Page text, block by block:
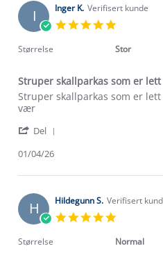
on
10
Apr
I Inger K. Verifisert kunde
rating
Størrelse Stor
Struper skallparkas som er lett
Review
by
K.
1
2026
review
stating
skallparkas
er
Struper skallparkas som er
vær
Del
Inger
on
1
Apr
01/04/26
H Hildegunn S. Verifisert
rating
Størrelse Normal
Kundeservice
Verdigrunnlag
Klima og miljø